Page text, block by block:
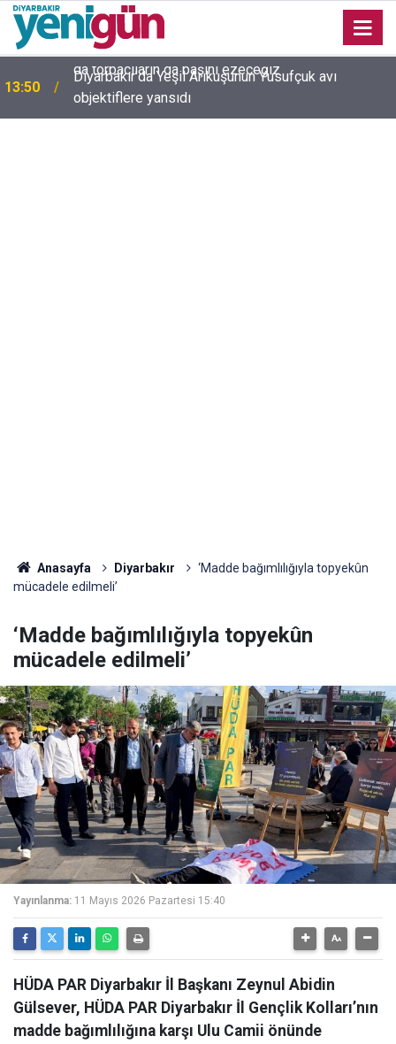
13:50
Diyarbakır’da Yeşil Arıkuşunun Yusufçuk avı
objektiflere yansıdı
Anasayfa Diyarbakır
‘Madde bağımlılığıyla topyekûn
mücadele edilmeli’
‘Madde bağımlılığıyla topyekûn
mücadele edilmeli’
Yayınlanma: 11 Mayıs 2026 Pazartesi 15:40
HÜDA PAR Diyarbakır İl Başkanı Zeynul Abidin
Gülsever, HÜDA PAR Diyarbakır İl Gençlik Kolları’nın
madde bağımlılığına karşı Ulu Camii önünde